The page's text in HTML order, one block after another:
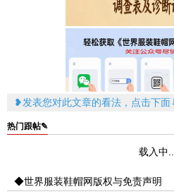
❥发表您对此文章的看法，点击下面
热门跟帖✎
载入中...
◆世界服装鞋帽网版权与免责声明